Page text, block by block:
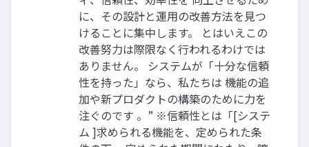
に、その設計と運用の改善方法を見つ
けることに集中します。 とはいえこの
改善努力は際限なく行われるわけでは
ありません。 システムが「十分な信頼
性を持った」なら、私たちは 機能の追
加や新プロダクトの構築のために力を
注ぐのです 。” ※信頼性とは「[システ
ム ]求められる機能を、定められた条